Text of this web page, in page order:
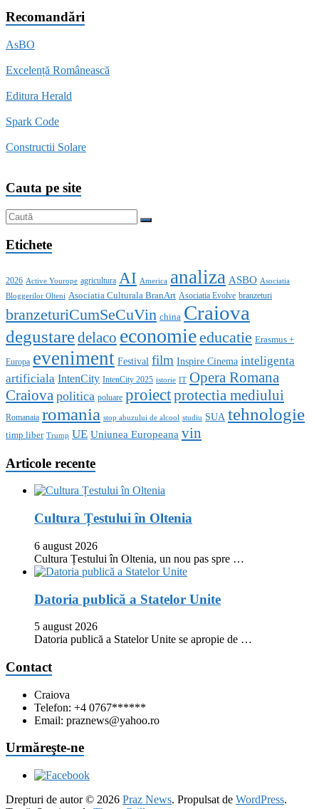
Recomandări
AsBO
Excelență Românească
Editura Herald
Spark Code
Constructii Solare
Cauta pe site
Etichete
2026 Active Yourope agricultura AI America analiza ASBO Asociatia
Bloggerilor Olteni Asociatia Culturala BranArt Asociatia Evolve branzeturi
branzeturiCumSeCuVin china Craiova
degustaredelaco economieeducatie Erasmus +
Europa eveniment Festival film Inspire Cinema inteligenta
artificiala IntenCity IntenCity 2025 istorie IT Opera Romana
Craiova politica poluare proiectprotectia mediului
Romanaia romania stop abuzului de alcool studiu SUA tehnologie
timp liber Trump UE Uniunea Europeana vin
Articole recente
Cultura Țestului în Oltenia
6 august 2026
Cultura Țestului în Oltenia, un nou pas spre …
Datoria publică a Statelor Unite
5 august 2026
Datoria publică a Statelor Unite se apropie de …
Contact
Craiova
Telefon: +4 0767******
Email: praznews@yahoo.ro
Urmăreşte-ne
Drepturi de autor © 2026 Praz News. Propulsat de WordPress.